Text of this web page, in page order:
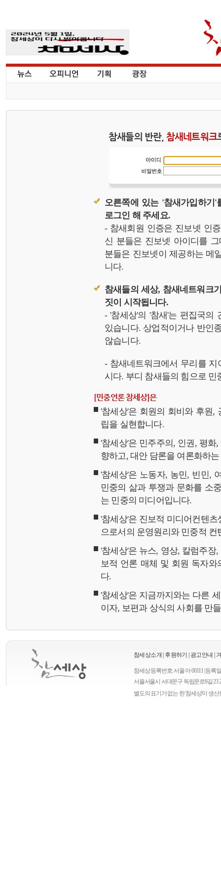
참새들의 반란, 참새네트워크
오른쪽에 있는 '참새가입하기
로그인 해 주세요.
- 참새회원 인증은 진보넷 인
신 분들은 진보넷 아이디를
분들은 진보넷이 제공하는 메
니다.
참새들의 세상, 참새네트워크
짓이 시작됩니다.
- '참세상'의 '참새'는 편집국의
있습니다. 상업적이거나 반인
않습니다.
- 참새네트워크에서 무리를
시다. 부디 참새들의 힘으로 민
[민중언론 참세상]은
'참세상'은 회원의 회비와 후원,
립을 실현합니다.
'참세상'은 민주주의, 인권, 평
향하고, 대안 담론을 여론화하
'참세상'은 노동자, 농민, 빈민,
민중의 삶과 투쟁과 문화를 소
는 민중의 미디어입니다.
'참세상'은 진보적 미디어컨텐
으로서의 운영원리와 민중적
'참세상'은 뉴스, 영상, 칼럼주
보적 언론 매체 및 회원 독자와
다.
'참세상'은 지금까지와는 다른
이자, 보편과 상식의 사회를 만
참세상소개 후원하기 광고안내
참세상 등록번호: 서울 아 00111 | 등록
서울서울시 서대문구 독립문로8길 23
별도의 표기가 없는 한 '참세상'이 생